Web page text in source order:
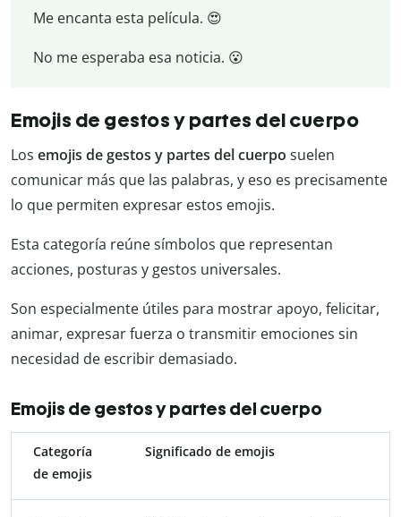
Me encanta esta película. 😍
No me esperaba esa noticia. 😮
Emojis de gestos y partes del cuerpo
Los emojis de gestos y partes del cuerpo suelen
comunicar más que las palabras, y eso es precisamente
lo que permiten expresar estos emojis.
Esta categoría reúne símbolos que representan
acciones, posturas y gestos universales.
Son especialmente útiles para mostrar apoyo, felicitar,
animar, expresar fuerza o transmitir emociones sin
necesidad de escribir demasiado.
Emojis de gestos y partes del cuerpo
Categoría
de emojis
Significado de emojis